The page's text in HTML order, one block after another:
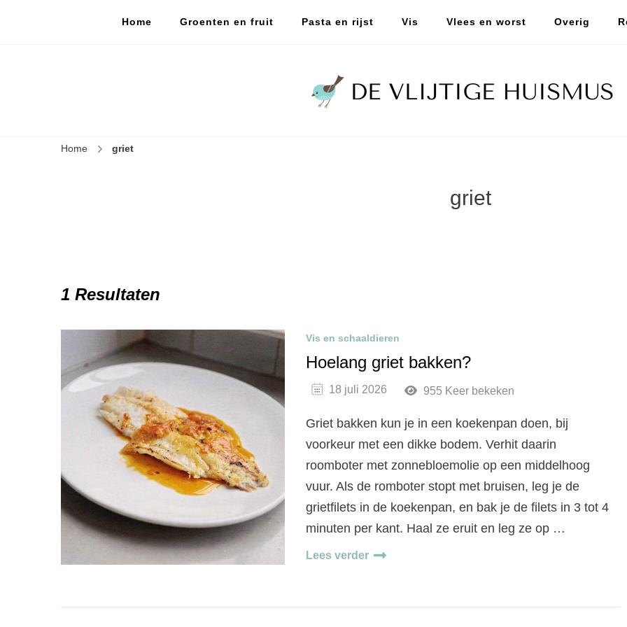
Home Groenten en fruit Pasta en rijst Vis Vlees en worst Overig
Home griet
griet
1 Resultaten
Vis en schaaldieren
Hoelang griet bakken?
18 juli 2026 955 Keer bekeken
Griet bakken kun je in een koekenpan doen, bij
voorkeur met een dikke bodem. Verhit daarin
roomboter met zonnebloemolie op een middelhoog
vuur. Als de romboter stopt met bruisen, leg je de
grietfilets in de koekenpan, en bak je de filets in 3 tot 4
minuten per kant. Haal ze eruit en leg ze op …
Lees verder